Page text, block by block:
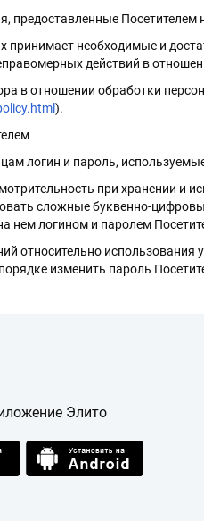
предоставленные
принимает необходимые и
действий в
в отношении обработки
).
логин и пароль,
при хранении и
сложные буквенно-
нем логином и паролем
относительно
изменить пароль
Элито